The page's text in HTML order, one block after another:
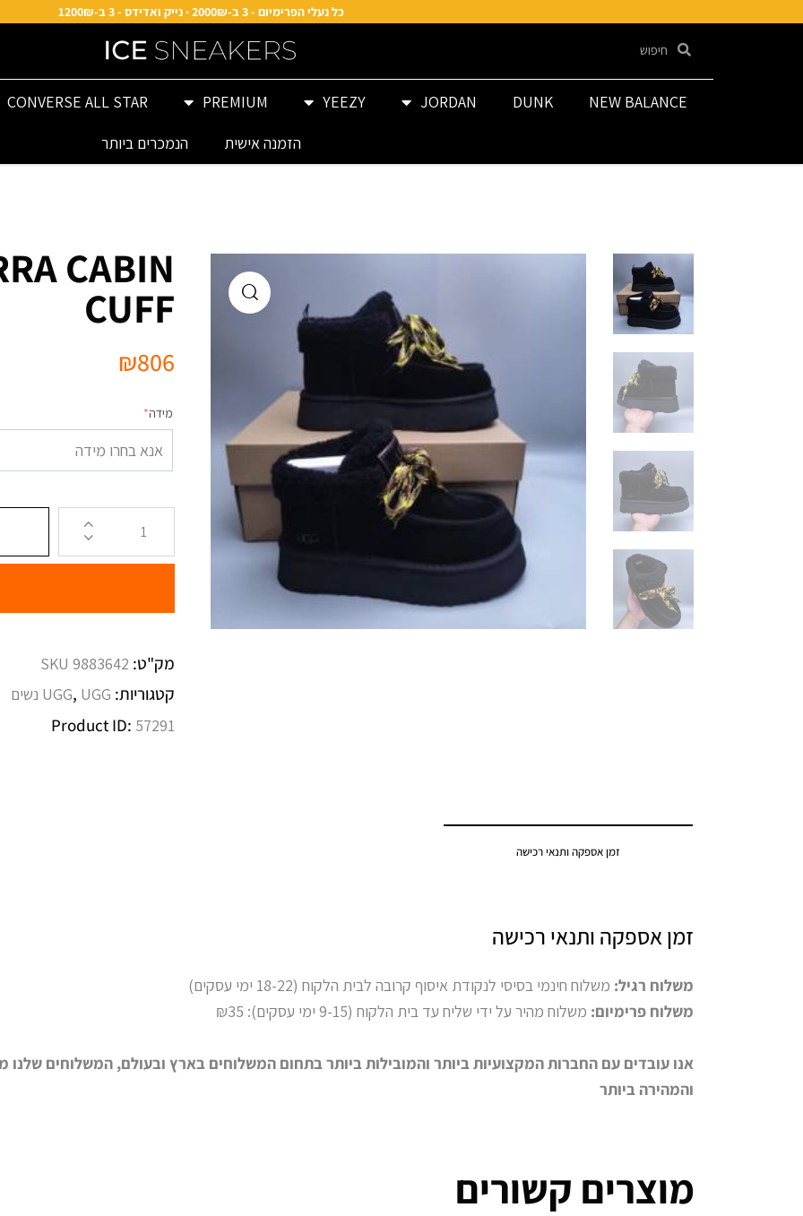
כל נעלי הפרימיום - 3 ב-2000₪ · נייק ואדידס - 3 ב-1200₪
NEW BALANCE
DUNK
JORDAN
YEEZY
PREMIUM
CONVERSE ALL STAR
הזמנה אישית
הנמכרים ביותר
CABIN
CUFF
₪806
מידה*
אנא בחרו מידה
מק"ט: SKU 9883642
קטגוריות: UGG, UGG נשים
Product ID: 57291
זמן אספקה ותנאי רכישה
זמן אספקה ותנאי רכישה
משלוח רגיל: משלוח חינמי בסיסי לנקודת איסוף קרובה לבית הלקוח (18-22 ימי עסקים)
משלוח פרימיום: משלוח מהיר על ידי שליח עד בית הלקוח (9-15 ימי עסקים): ₪35
אנו עובדים עם החברות המקצועיות ביותר והמובילות ביותר בתחום המשלוחים בארץ ובעולם, המשלוחים
והמהירה ביותר
מוצרים קשורים